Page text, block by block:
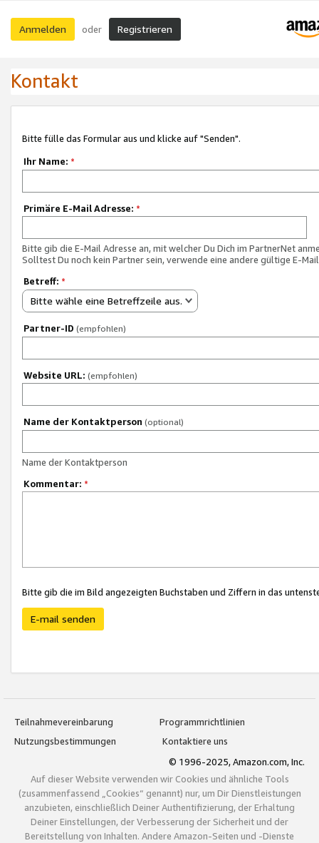
Anmelden oder Registrieren
Kontakt
Bitte fülle das Formular aus und klicke auf "Senden".
Ihr Name: *
Primäre E-Mail Adresse: *
Bitte gib die E-Mail Adresse an, mit welcher Du Dich im PartnerNet
Solltest Du noch kein Partner sein, verwende eine andere gültige E-
Betreff: *
Bitte wähle eine Betreffzeile aus.
Partner-ID (empfohlen)
Website URL: (empfohlen)
Name der Kontaktperson (optional)
Name der Kontaktperson
Kommentar: *
Bitte gib die im Bild angezeigten Buchstaben und Ziffern in das
E-mail senden
Teilnahmevereinbarung
Programmrichtlinien
Nutzungsbestimmungen
Kontaktiere uns
© 1996-2025, Amazon.com, Inc.
Auf dieser Website verwenden wir Cookies und ähnliche Tools
(zusammenfassend „Cookies“ genannt) nur, um Dir Dienstleistungen
anzubieten, einschließlich Deiner Authentifizierung, der Erhaltung
Deiner Einstellungen, der Verbesserung der Sicherheit und der
Bereitstellung von Inhalten. Andere Amazon-Seiten und -Dienste